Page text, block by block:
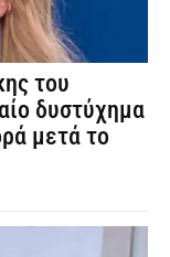
του
δυστύχημα
μετά το